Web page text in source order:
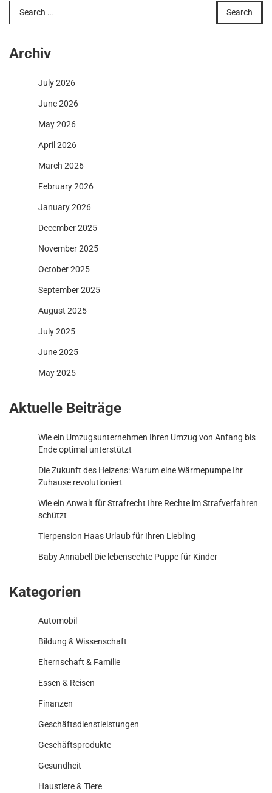
Search
for:
Archiv
July 2026
June 2026
May 2026
April 2026
March 2026
February 2026
January 2026
December 2025
November 2025
October 2025
September 2025
August 2025
July 2025
June 2025
May 2025
Aktuelle Beiträge
Wie ein Umzugsunternehmen Ihren Umzug von Anfang bis
Ende optimal unterstützt
Die Zukunft des Heizens: Warum eine Wärmepumpe Ihr
Zuhause revolutioniert
Wie ein Anwalt für Strafrecht Ihre Rechte im Strafverfahren
schützt
Tierpension Haas Urlaub für Ihren Liebling
Baby Annabell Die lebensechte Puppe für Kinder
Kategorien
Automobil
Bildung & Wissenschaft
Elternschaft & Familie
Essen & Reisen
Finanzen
Geschäftsdienstleistungen
Geschäftsprodukte
Gesundheit
Haustiere & Tiere